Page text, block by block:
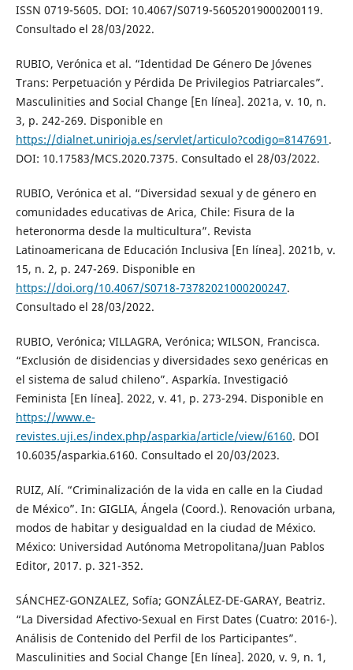
ISSN 0719-5605. DOI: 10.4067/S0719-56052019000200119.
Consultado el 28/03/2022.
RUBIO, Verónica et al. “Identidad De Género De Jóvenes
Trans: Perpetuación y Pérdida De Privilegios Patriarcales”.
Masculinities and Social Change [En línea]. 2021a, v. 10, n.
3, p. 242-269. Disponible en
https://dialnet.unirioja.es/servlet/articulo?codigo=8147691 .
DOI: 10.17583/MCS.2020.7375. Consultado el 28/03/2022.
RUBIO, Verónica et al. “Diversidad sexual y de género en
comunidades educativas de Arica, Chile: Fisura de la
heteronorma desde la multicultura”. Revista
Latinoamericana de Educación Inclusiva [En línea]. 2021b, v.
15, n. 2, p. 247-269. Disponible en
https://doi.org/10.4067/S0718-73782021000200247.
Consultado el 28/03/2022.
RUBIO, Verónica; VILLAGRA, Verónica; WILSON, Francisca.
“Exclusión de disidencias y diversidades sexo genéricas en
el sistema de salud chileno”. Asparkía. Investigació
Feminista [En línea]. 2022, v. 41, p. 273-294. Disponible en
https://www.e-
revistes.uji.es/index.php/asparkia/article/view/6160. DOI
10.6035/asparkia.6160. Consultado el 20/03/2023.
RUIZ, Alí. “Criminalización de la vida en calle en la Ciudad
de México”. In: GIGLIA, Ángela (Coord.). Renovación urbana,
modos de habitar y desigualdad en la ciudad de México.
México: Universidad Autónoma Metropolitana/Juan Pablos
Editor, 2017. p. 321-352.
SÁNCHEZ-GONZALEZ, Sofía; GONZÁLEZ-DE-GARAY, Beatriz.
“La Diversidad Afectivo-Sexual en First Dates (Cuatro: 2016-).
Análisis de Contenido del Perfil de los Participantes”.
Masculinities and Social Change [En línea]. 2020, v. 9, n. 1,